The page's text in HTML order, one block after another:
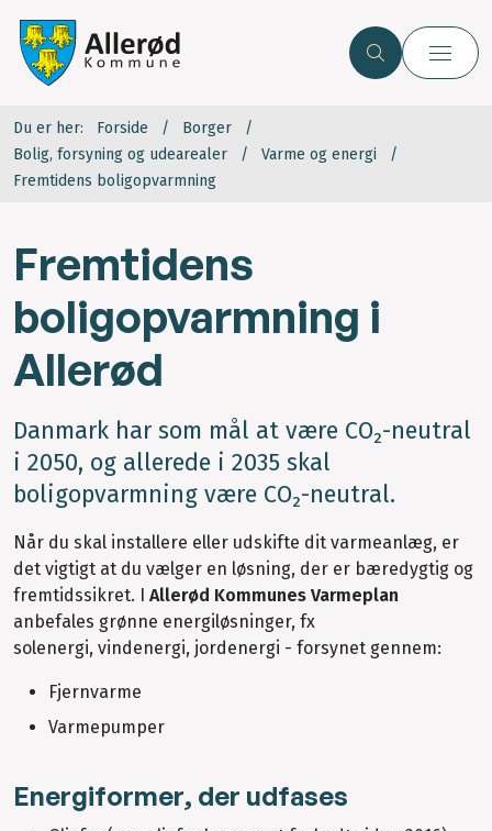
Du er her: Forside
Borger
Bolig, forsyning og udearealer
Varme og energi
Fremtidens boligopvarmning
Fremtidens
boligopvarmning i
Allerød
Danmark har som mål at være CO₂-neutral
i 2050, og allerede i 2035 skal
boligopvarmning være CO₂-neutral.
Når du skal installere eller udskifte dit varmeanlæg, er
det vigtigt at du vælger en løsning, der er bæredygtig og
fremtidssikret. I Allerød Kommunes Varmeplan
anbefales grønne energiløsninger, fx
solenergi, vindenergi, jordenergi - forsynet gennem:
Fjernvarme
Varmepumper
Energiformer, der udfases